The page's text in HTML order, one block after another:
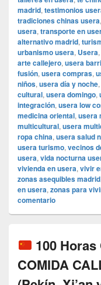
madrid, testimonios
tradiciones chinas usera,
usera, transporte en
alternativo madrid,
urbanismo usera, Usera,
arte callejero, usera
fusión, usera compras,
niños, usera día y noche,
cultural, usera domingo,
integración, usera low
medicina oriental, usera
multicultural, usera
ropa china, usera salud
usera turismo, vecinos
usera, vida nocturna
vivienda en usera, vivir
zonas asequibles madrid
en usera, zonas para
comentario
100
COMIDA